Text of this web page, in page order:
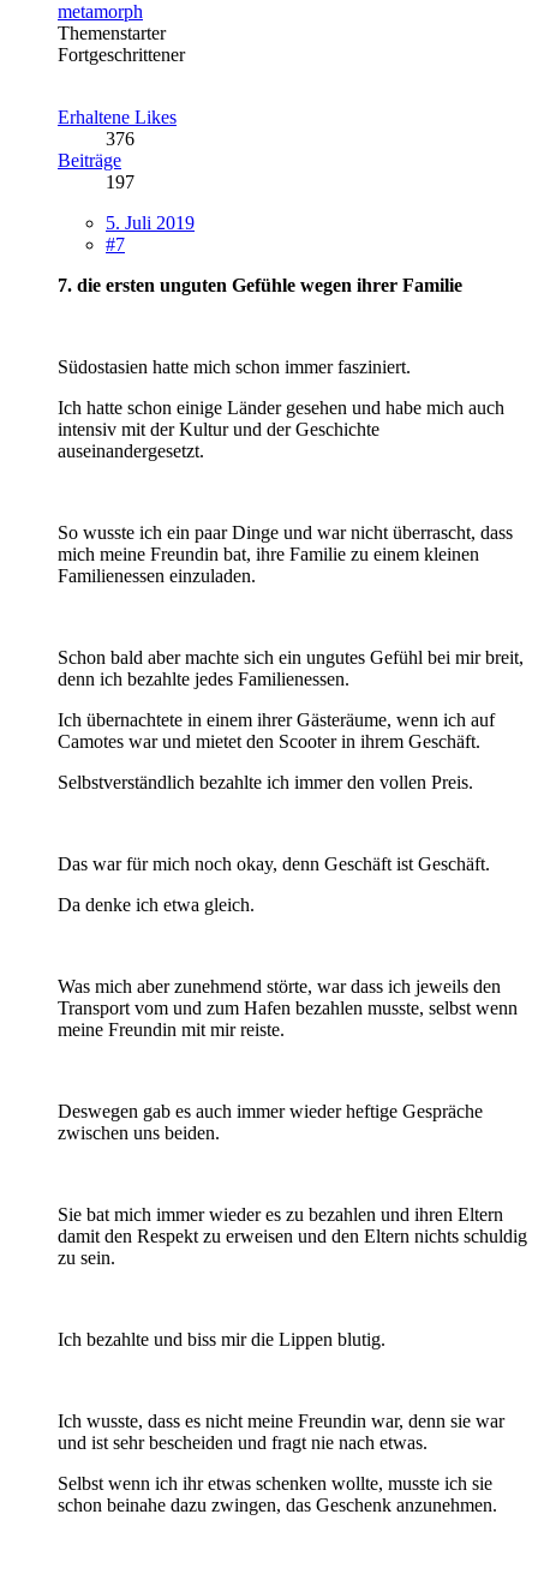
metamorph
Themenstarter
Fortgeschrittener
Erhaltene Likes
376
Beiträge
197
5. Juli 2019
#7
7. die ersten unguten Gefühle wegen ihrer Familie
Südostasien hatte mich schon immer fasziniert.
Ich hatte schon einige Länder gesehen und habe mich auch
intensiv mit der Kultur und der Geschichte
auseinandergesetzt.
So wusste ich ein paar Dinge und war nicht überrascht, dass
mich meine Freundin bat, ihre Familie zu einem kleinen
Familienessen einzuladen.
Schon bald aber machte sich ein ungutes Gefühl bei mir breit,
denn ich bezahlte jedes Familienessen.
Ich übernachtete in einem ihrer Gästeräume, wenn ich auf
Camotes war und mietet den Scooter in ihrem Geschäft.
Selbstverständlich bezahlte ich immer den vollen Preis.
Das war für mich noch okay, denn Geschäft ist Geschäft.
Da denke ich etwa gleich.
Was mich aber zunehmend störte, war dass ich jeweils den
Transport vom und zum Hafen bezahlen musste, selbst wenn
meine Freundin mit mir reiste.
Deswegen gab es auch immer wieder heftige Gespräche
zwischen uns beiden.
Sie bat mich immer wieder es zu bezahlen und ihren Eltern
damit den Respekt zu erweisen und den Eltern nichts schuldig
zu sein.
Ich bezahlte und biss mir die Lippen blutig.
Ich wusste, dass es nicht meine Freundin war, denn sie war
und ist sehr bescheiden und fragt nie nach etwas.
Selbst wenn ich ihr etwas schenken wollte, musste ich sie
schon beinahe dazu zwingen, das Geschenk anzunehmen.